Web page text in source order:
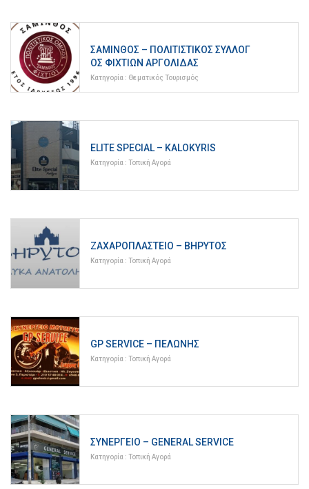
ΣΆΜΙΝΘΟΣ – ΠΟΛΙΤΙΣΤΙΚΌΣ ΣΎΛΛΟΓ
ΟΣ ΦΙΧΤΊΩΝ ΑΡΓΟΛΊΔΑΣ
Κατηγορία : Θεματικός Τουρισμός
ELITE SPECIAL – KALOKYRIS
Κατηγορία : Τοπική Αγορά
ΖΑΧΑΡΟΠΛΑΣΤΕΊΟ – ΒΗΡΥΤΌΣ
Κατηγορία : Τοπική Αγορά
GP SERVICE – ΠΕΛΏΝΗΣ
Κατηγορία : Τοπική Αγορά
ΣΥΝΕΡΓΕΊΟ – GENERAL SERVICE
Κατηγορία : Τοπική Αγορά